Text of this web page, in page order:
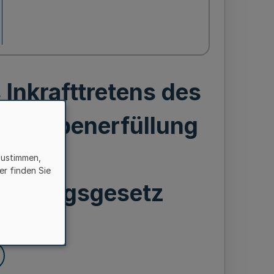
des
finden Sie